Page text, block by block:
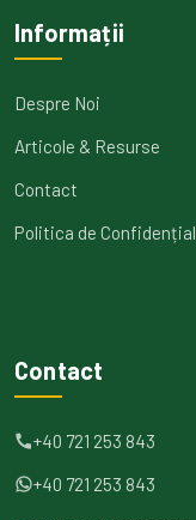
Informații
Despre Noi
Articole & Resurse
Contact
Politica de
Contact
+40 721 253 843
+40 721 253 843